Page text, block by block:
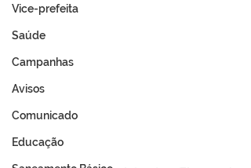
Vice-prefeita
Saúde
Campanhas
Avisos
Comunicado
Educação